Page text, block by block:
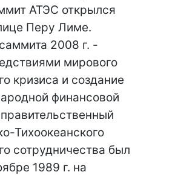
АТЭС открылся
Перу Лиме.
2008 г. -
мирового
кризиса и создание
финансовой
Тихоокеанского
сотрудничества был
1989 г. на